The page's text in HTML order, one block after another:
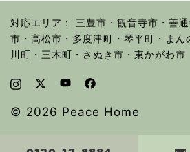
対応エリア： 三豊市・観音寺市・善
市・高松市・多度津町・琴平町・まん
川町・三木町・さぬき市・東かがわ市
© 2026 Peace Home